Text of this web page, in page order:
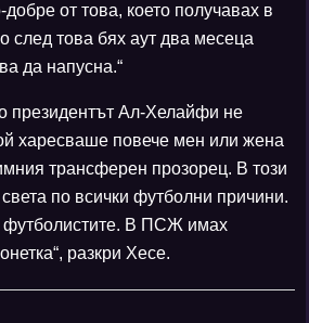
от това, което получавах в
това бях аут два месеца
да напусна.“
президентът Ал-Хелайфи не
харесваше повече мен или жена
трансферен прозорец. В този
по всички футболни причини.
футболистите. В ПСЖ имах
разкри Хесе.